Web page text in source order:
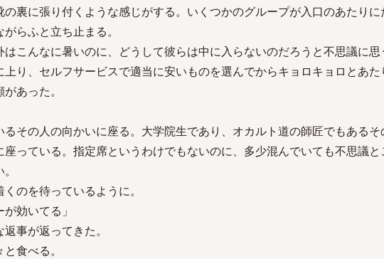
の裏に張り付くような感じがする。いくつかのグループが入口のあたり
らふと立ち止まる。
こんなに暑いのに、どうして彼らは中に入らないのだろうと不思議に思
上り、セルフサービスで適当に安いものを選んでからキョロキョロとあた
あった。
るその人の向かいに座る。大学院生であり、オカルト道の師匠でもあるそ
座っている。指定席というわけでもないのに、多少混んでいても不思議
のを待っているように。
が効いてる」
事が返ってきた。
食べる。